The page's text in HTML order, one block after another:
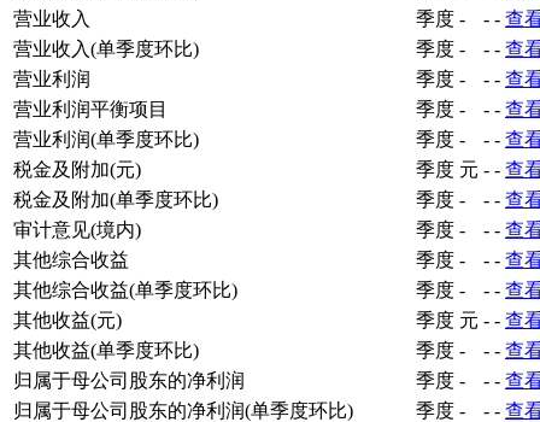
营业收入
季度 - - - 查
营业收入(单季度环比)
季度 - - - 查
营业利润
季度 - - - 查
营业利润平衡项目
季度 - - - 查
营业利润(单季度环比)
季度 - - - 查
税金及附加(元)
季度 元 - - 查
税金及附加(单季度环比)
季度 - - - 查
审计意见(境内)
季度 - - - 查
其他综合收益
季度 - - - 查
其他综合收益(单季度环比)
季度 - - - 查
其他收益(元)
季度 元 - - 查
其他收益(单季度环比)
季度 - - - 查
归属于母公司股东的净利润
季度 - - - 查
归属于母公司股东的净利润(单季度环比)
季度 - - - 查